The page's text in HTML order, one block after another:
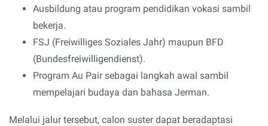
Ausbildung atau program pendidikan vokasi sambil
bekerja.
FSJ (Freiwilliges Soziales Jahr) maupun BFD
(Bundesfreiwilligendienst).
Program Au Pair sebagai langkah awal sambil
mempelajari budaya dan bahasa Jerman.
Melalui jalur tersebut, calon suster dapat beradaptasi